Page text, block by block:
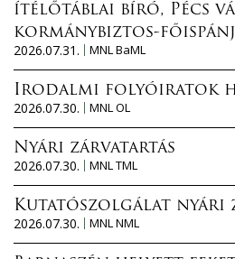
ítélőtáblai bíró, Pécs
kormánybiztos-
2026.07.31.
MNL BaML
Irodalmi folyóiratok
2026.07.30.
MNL OL
Nyári zárvatartás
2026.07.30.
MNL TML
Kutatószolgálat nyári
2026.07.30.
MNL NML